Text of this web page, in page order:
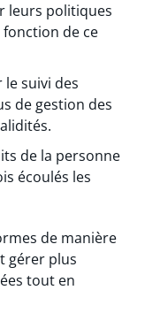
leurs politiques
de ce
suivi des
de gestion des
de la personne
écoulés les
de manière
gérer plus
tout en